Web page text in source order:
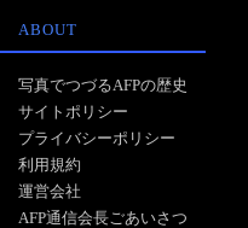
ABOUT
写真でつづるAFPの歴史
サイトポリシー
プライバシーポリシー
利用規約
運営会社
AFP通信会長ごあいさつ